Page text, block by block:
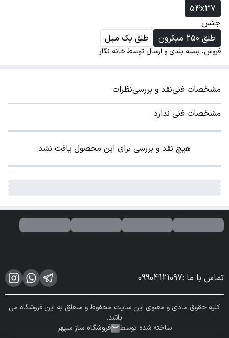
54x37
جنس
طلق 250 میکرون
طلق یک میل
فروش، بسته بندی و ارسال توسط خانه نگار
مشخصات فنینقد و بررسینظرات
مشخصات فنی ندارد
هیچ نقد و بررسی برای این محصول یافت نشد
تماس با ما :
09904121097
کلیه حقوق مادی و معنوی این سایت محفوظ و متعلق به این فروشگاه می
باشد.
ساخته شده توسط
فروشگاه ساز سپهر